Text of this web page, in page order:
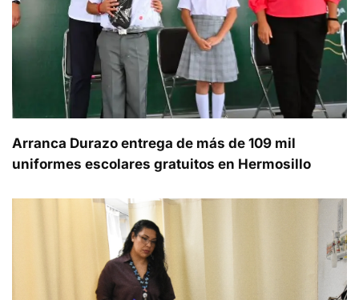
Arranca Durazo entrega de más de 109 mil
uniformes escolares gratuitos en Hermosillo